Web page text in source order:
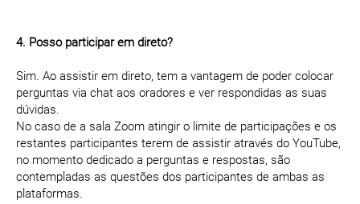
4. Posso participar em direto?
Sim. Ao assistir em direto, tem a vantagem de poder colocar
perguntas via chat aos oradores e ver respondidas as suas
dúvidas.
No caso de a sala Zoom atingir o limite de participações e os
restantes participantes terem de assistir através do YouTube,
no momento dedicado a perguntas e respostas, são
contempladas as questões dos participantes de ambas as
plataformas.